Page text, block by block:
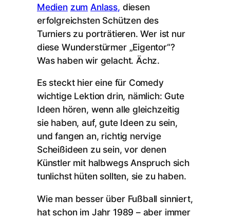
Medien zum Anlass, diesen
erfolgreichsten Schützen des
Turniers zu porträtieren. Wer ist nur
diese Wunderstürmer „Eigentor“?
Was haben wir gelacht. Ächz.
Es steckt hier eine für Comedy
wichtige Lektion drin, nämlich: Gute
Ideen hören, wenn alle gleichzeitig
sie haben, auf, gute Ideen zu sein,
und fangen an, richtig nervige
Scheißideen zu sein, vor denen
Künstler mit halbwegs Anspruch sich
tunlichst hüten sollten, sie zu haben.
Wie man besser über Fußball sinniert,
hat schon im Jahr 1989 – aber immer